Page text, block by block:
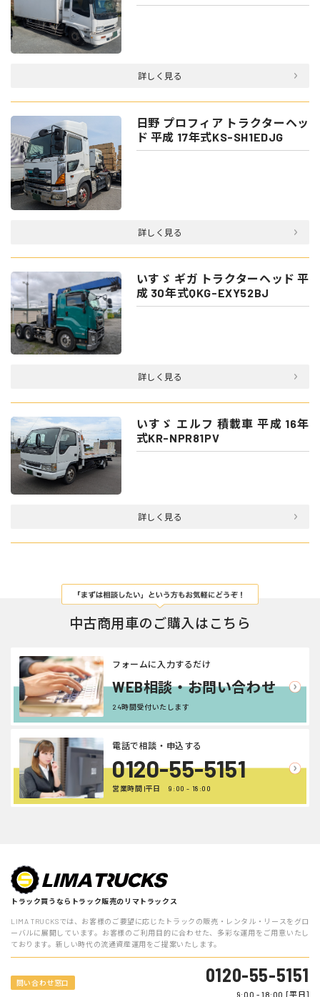
詳しく見る
日野 プロフィア トラクターヘッ
ド 平成 17年式KS-SH1EDJG
詳しく見る
いすゞ ギガ トラクターヘッド 平
成 30年式QKG-EXY52BJ
詳しく見る
いすゞ エルフ 積載車 平成 16年
式KR-NPR81PV
詳しく見る
中古商用車のご購入はこちら
WEB相談・お問い合わせ
フォームに入力するだけ
24時間受付いたします
0120-55-5151
電話で相談・申込する
営業時間 |平日 9:00 - 18:00
トラック買うならトラック販売のリマトラックス
LIMA TRUCKSでは、お客様のご要望に応じたトラックの販売・レンタル・リースをグロ
ーバルに展開しています。お客様のご利用目的に合わせた、多彩な運用をご用意いたし
ております。新しい時代の流通資産運用をご提案いたします。
問い合わせ窓口 0120-55-5151
9:00 - 18:00 [平日]